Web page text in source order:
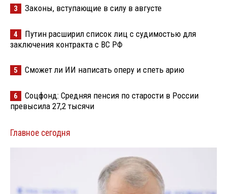
3 Законы, вступающие в силу в августе
4
Путин расширил список лиц с судимостью для
заключения контракта с ВС РФ
5 Сможет ли ИИ написать оперу и спеть арию
6
Соцфонд: Средняя пенсия по старости в России
превысила 27,2 тысячи
Главное сегодня